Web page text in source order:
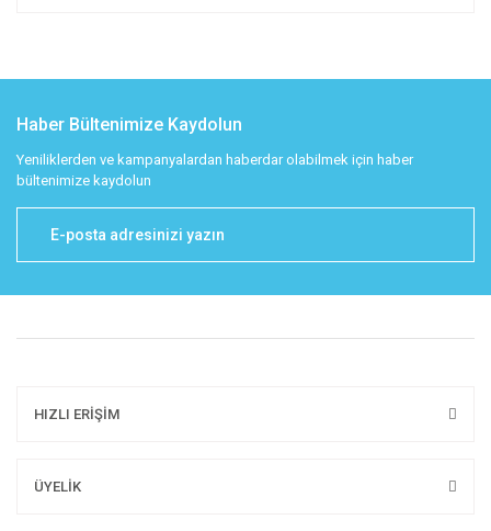
Haber Bültenimize Kaydolun
Yeniliklerden ve kampanyalardan haberdar olabilmek için haber
bültenimize kaydolun
HIZLI ERİŞİM
ÜYELİK